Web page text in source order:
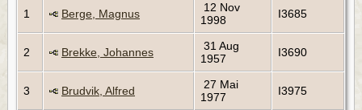
1 Berge, Magnus
12 Nov
1998
I3685
2 Brekke, Johannes
31 Aug
1957
I3690
3 Brudvik, Alfred
27 Mai
1977
I3975